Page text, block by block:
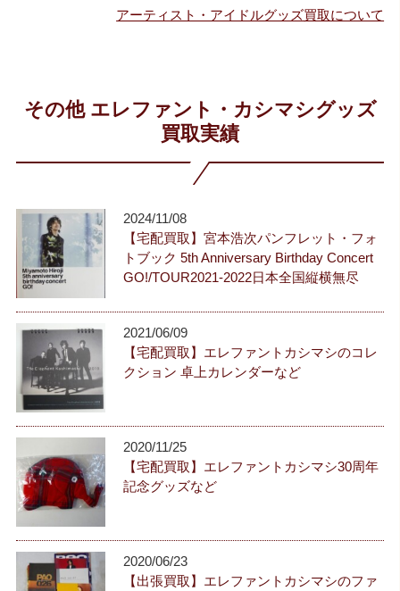
アーティスト・アイドルグッズ買取について
その他 エレファント・カシマシグッズ
買取実績
2024/11/08
【宅配買取】宮本浩次パンフレット・フォ
トブック 5th Anniversary Birthday Concert
GO!/TOUR2021-2022日本全国縦横無尽
2021/06/09
【宅配買取】エレファントカシマシのコレ
クション 卓上カレンダーなど
2020/11/25
【宅配買取】エレファントカシマシ30周年
記念グッズなど
2020/06/23
【出張買取】エレファントカシマシのファ